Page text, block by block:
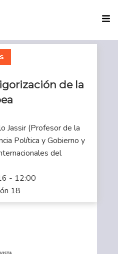
de la
Jassir (Profesor de la
Política y Gobierno y
del
- 12:00
18